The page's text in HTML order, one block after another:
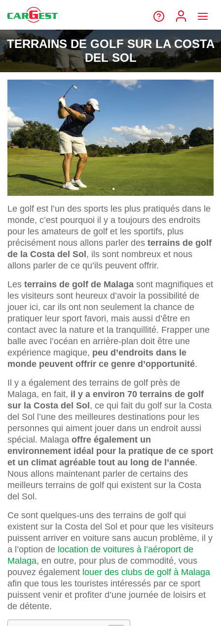
TERRAINS DE GOLF SUR LA COSTA
DEL SOL
Le golf est l’un des sports les plus pratiqués dans le
monde, c’est pourquoi il y a toujours des endroits
pour les amateurs de golf et les sportifs, plus
précisément nous allons parler des terrains de golf
de la Costa del Sol , ils sont nombreux et nous
allons parler de ce qu’ils peuvent offrir.
Les terrains de golf de Malaga sont magnifiques et
les visiteurs sont heureux d’avoir la possibilité de
jouer ici, car ils ont non seulement la chance de
pratiquer leur sport favori, mais aussi d’être en
contact avec la nature et la tranquillité. Frapper une
balle avec l’océan en arrière-plan doit être une
expérience magique, peu d’endroits dans le
monde peuvent offrir ce genre d’opportunité.
Il y a également des terrains de golf près de
Malaga, en fait, il y a environ 70 terrains de golf
sur la Costa del Sol , ce qui fait du golf sur la Costa
del Sol l’une des meilleures destinations pour les
personnes qui aiment jouer dans un endroit aussi
spécial. Malaga offre également un
environnement idéal pour la pratique de ce sport
et un climat agréable tout au long de l’année.
Nous allons maintenant parler de certains des
meilleurs terrains de golf qui existent sur la Costa
del Sol.
Ce sont quelques-uns des terrains de golf qui
existent sur la Costa del Sol et pour que les visiteurs
puissent arriver en voiture sans aucun problème, il y
a l’option de location de voitures à l’aéroport de
Malaga, en outre, pour plus de commodité, vous
pouvez également louer des clubs de golf à Malaga
afin que tous les touristes intéressés par ce sport
puissent venir et profiter d’une journée de loisirs et
de détente.